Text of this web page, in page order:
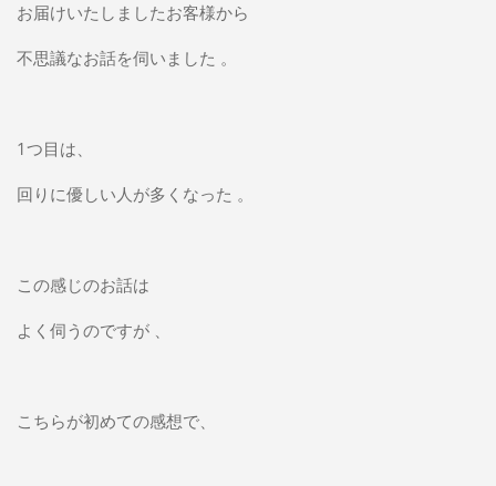
お届けいたしましたお客様から
不思議なお話を伺いました 。
1つ目は、
回りに優しい人が多くなった 。
この感じのお話は
よく伺うのですが 、
こちらが初めての感想で、